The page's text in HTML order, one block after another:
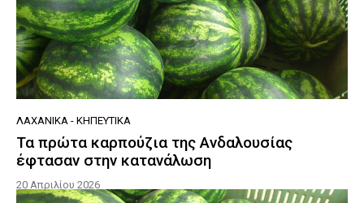
ΛΑΧΑΝΙΚΆ - ΚΗΠΕΥΤΙΚΆ
Τα πρώτα καρπούζια της Ανδαλουσίας
έφτασαν στην κατανάλωση
20 Απριλίου 2026